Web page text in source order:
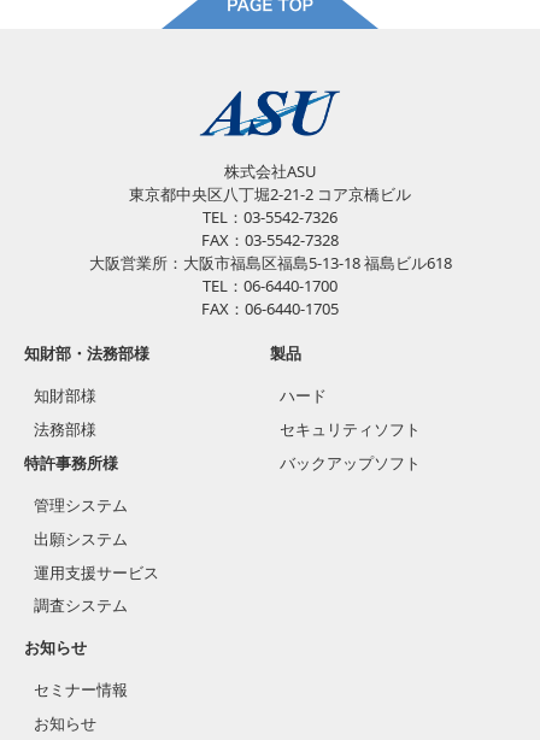
株式会社ASU
東京都中央区八丁堀2-21-2 コア京橋ビル
TEL：03-5542-7326
FAX：03-5542-7328
大阪営業所：大阪市福島区福島5-13-18 福島ビル618
TEL：06-6440-1700
FAX：06-6440-1705
知財部・法務部様
知財部様
法務部様
特許事務所様
管理システム
出願システム
運用支援サービス
調査システム
製品
ハード
セキュリティソフト
バックアップソフト
お知らせ
セミナー情報
お知らせ